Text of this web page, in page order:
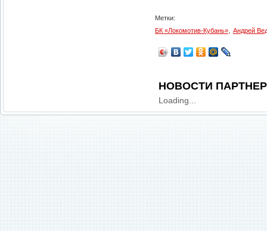
Метки:
БК «Локомотив-Кубань»
Андрей
НОВОСТИ
Loading...